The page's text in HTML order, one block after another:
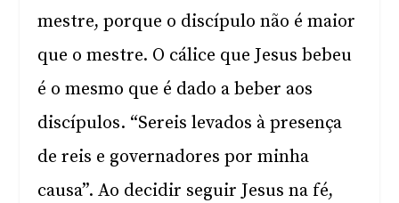
mestre, porque o discípulo não é maior
que o mestre. O cálice que Jesus bebeu
é o mesmo que é dado a beber aos
discípulos. “Sereis levados à presença
de reis e governadores por minha
causa”. Ao decidir seguir Jesus na fé,